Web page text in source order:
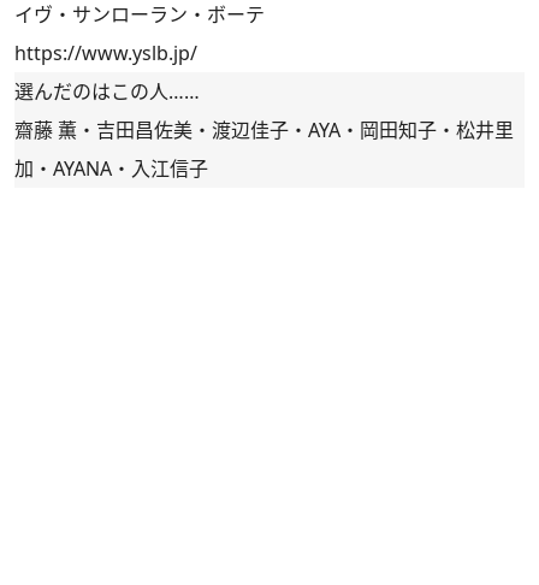
イヴ・サンローラン・ボーテ
https://www.yslb.jp/
選んだのはこの人……
齋藤 薫・吉田昌佐美・渡辺佳子・AYA・岡田知子・松井里
加・AYANA・入江信子